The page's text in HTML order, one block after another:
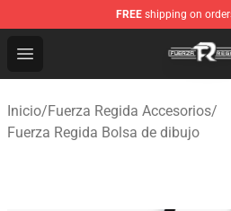
FREE shipping on
Open menu
Fuerza Regida Shop -
Inicio/Fuerza Regida Accesorios/
Fuerza Regida Bolsa de dibujo